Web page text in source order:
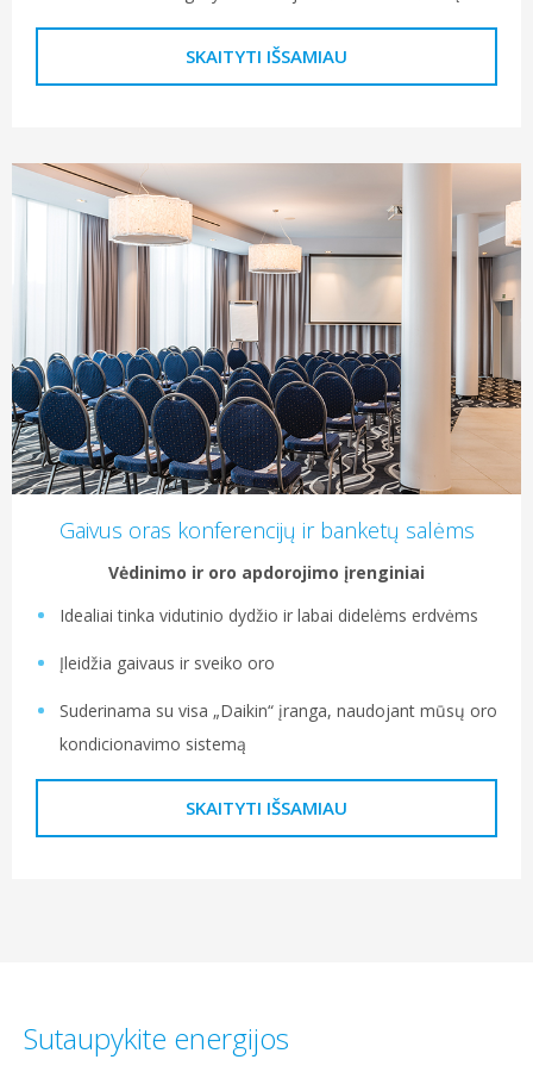
SKAITYTI IŠSAMIAU
Gaivus oras konferencijų ir banketų salėms
Vėdinimo ir oro apdorojimo įrenginiai
Idealiai tinka vidutinio dydžio ir labai didelėms erdvėms
Įleidžia gaivaus ir sveiko oro
Suderinama su visa „Daikin“ įranga, naudojant mūsų oro
kondicionavimo sistemą
SKAITYTI IŠSAMIAU
Sutaupykite energijos